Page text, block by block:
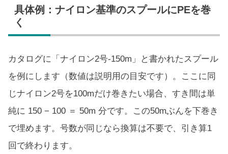
具体例：ナイロン基準のスプールにPEを巻
く
カタログに「ナイロン2号-150m」と書かれたスプール
を例にします（数値は説明用の目安です）。ここに同
じナイロン2号を100mだけ巻きたい場合、すき間は単
純に 150 − 100 ＝ 50m 分です。この50mぶんを下巻き
で埋めます。号数が同じなら換算は不要で、引き算1
回で終わります。